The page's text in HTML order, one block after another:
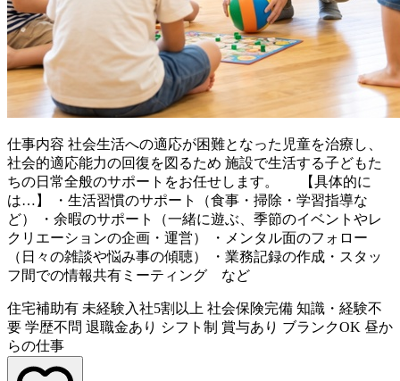
仕事内容 社会生活への適応が困難となった児童を治療し、
社会的適応能力の回復を図るため 施設で生活する子どもた
ちの日常全般のサポートをお任せします。 【具体的に
は…】 ・生活習慣のサポート（食事・掃除・学習指導な
ど） ・余暇のサポート（一緒に遊ぶ、季節のイベントやレ
クリエーションの企画・運営） ・メンタル面のフォロー
（日々の雑談や悩み事の傾聴） ・業務記録の作成・スタッ
フ間での情報共有ミーティング など
住宅補助有 未経験入社5割以上 社会保険完備 知識・経験不
要 学歴不問 退職金あり シフト制 賞与あり ブランクOK 昼か
らの仕事